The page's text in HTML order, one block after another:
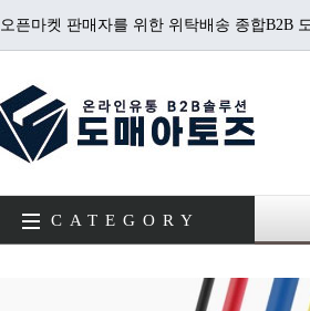
오픈마켓 판매자를 위한 위탁배송 종합B2B
CATEGORY